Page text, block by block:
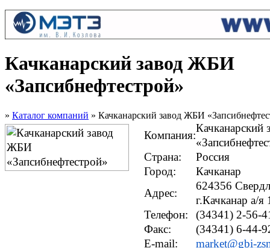
Качканарский завод ЖБИ
«Запсибнефтестрой»
» Каталог компаний » Качканарский завод ЖБИ
Компания:
Страна:
Россия
Город:
Качканар
Адрес:
624356
г.Качканар а/я
Телефон:
(34341) 2-56-
Факс:
(34341) 6-44-
E-mail:
market@gbi-